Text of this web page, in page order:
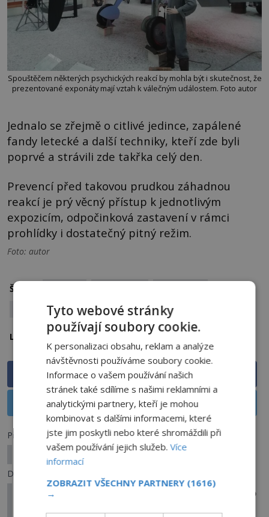
Spouštěčem některých psychických reakcí by mohla být i skutečnost, že
prezentované exponáty mají vztah k válečným událostem. Foto autor
Jednalo se zřejmě o citlivé jedince, zapálené
fandy letecké a další techniky, kteří zde byli
poprvé a strávili zde takřka celý den.
Prevencí před takovou prudkou záhadnou
reakcí je prý věcný přístup k jednotlivým
expozicím, odpočinková zastavení v rámci
prohlídky i dostatečný pitný režim.
Foto: autor
Štítky:
psychiatrie
Lokalita: Německo
Sdílet na Facebooku
Sdílet na X
Předchozí článek
Tajemné jezero Bajkal: Je branou do pekla?
Další článek
10 nejtajemnějších míst, kam se nedostanete. Co
Tyto webové stránky
používají soubory cookie.
K personalizaci obsahu, reklam a analýze
návštěvnosti používáme soubory cookie.
Informace o vašem používání našich
stránek také sdílíme s našimi reklamními a
analytickými partnery, kteří je mohou
kombinovat s dalšími informacemi, které
jste jim poskytli nebo které shromáždili při
vašem používání jejich služeb.Více
informací
ZOBRAZIT VŠECHNY PARTNERY (1616)
→